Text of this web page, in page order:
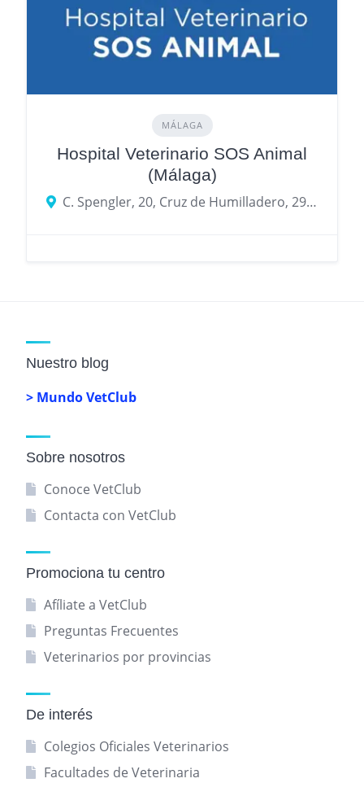
MÁLAGA
Hospital Veterinario SOS Animal
(Málaga)
C. Spengler, 20, Cruz de Humilladero, 29007 Málaga
Nuestro blog
> Mundo VetClub
Sobre nosotros
Conoce VetClub
Contacta con VetClub
Promociona tu centro
Afíliate a VetClub
Preguntas Frecuentes
Veterinarios por provincias
De interés
Colegios Oficiales Veterinarios
Facultades de Veterinaria